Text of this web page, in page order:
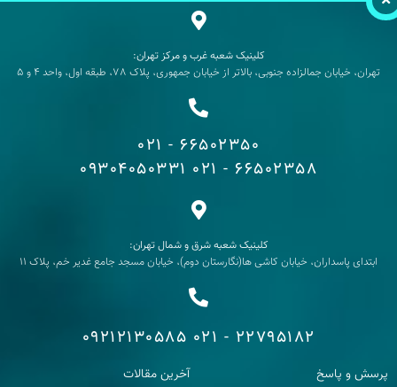
کلینیک شعبه غرب و مرکز تهران:
تهران، خیابان جمالزاده جنوبی، بالاتر از خیابان جمهوری، پلاک 78، طبقه اول، واحد 4 و 5
66502350 - 021
66502358 - 021
09304050331
کلینیک شعبه شرق و شمال تهران:
ابتدای پاسداران، خیابان کاشی ها(نگارستان دوم)، خیابان مسجد جامع غدیر خم، پلاک 11
22795182 - 021
09212130585
پرسش و پاسخ آخرین مقالات